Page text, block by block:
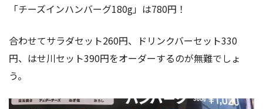
「チーズインハンバーグ180g」は780円！
合わせてサラダセット260円、ドリンクバーセット330
円、はせ川セット390円をオーダーするのが無難でしょ
う。